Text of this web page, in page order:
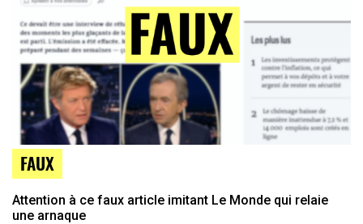
FAUX
Attention à ce faux article imitant Le Monde qui relaie
une arnaque